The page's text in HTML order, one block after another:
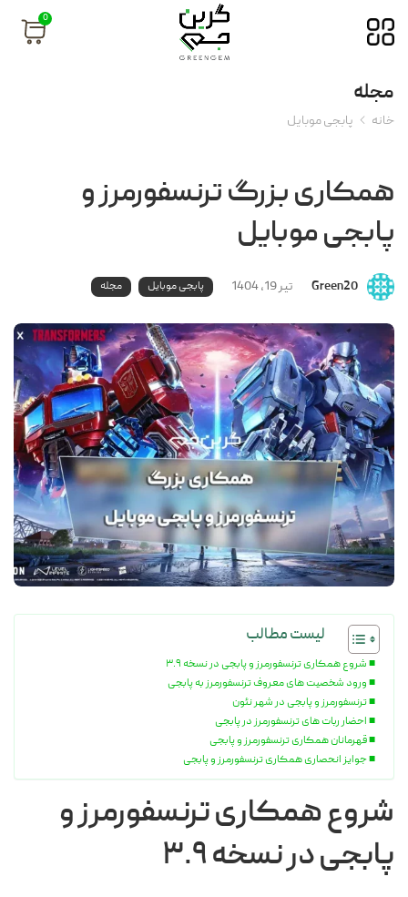
0
مجله
خانه پابجی موبایل
همکاری بزرگ ترنسفورمرز و
پابجی موبایل
Green20 تیر 19, 1404 پابجی موبایل مجله
لیست مطالب
شروع همکاری ترنسفورمرز و پابجی در نسخه ۳.۹
ورود شخصیت های معروف ترنسفورمرز به پابجی
ترنسفورمرز و پابجی در شهر نئون
احضار ربات های ترنسفورمرز در پابجی
قهرمانان همکاری ترنسفورمرز و پابجی
جوایز انحصاری همکاری ترنسفورمرز و پابجی
شروع همکاری ترنسفورمرز و
پابجی در نسخه ۳.۹